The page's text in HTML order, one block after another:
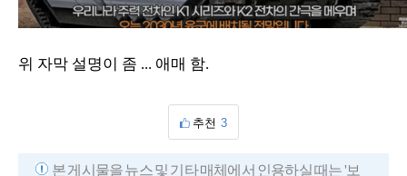
위 자막 설명이 좀 ... 애매 함.
추천 3
본 게시물을 뉴스 및 기타 매체에서 인용하실 때는 '보